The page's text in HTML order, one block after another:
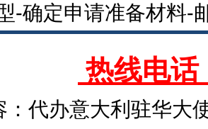
-确定申请准备材料-
热线电话
：代办意大利驻华大